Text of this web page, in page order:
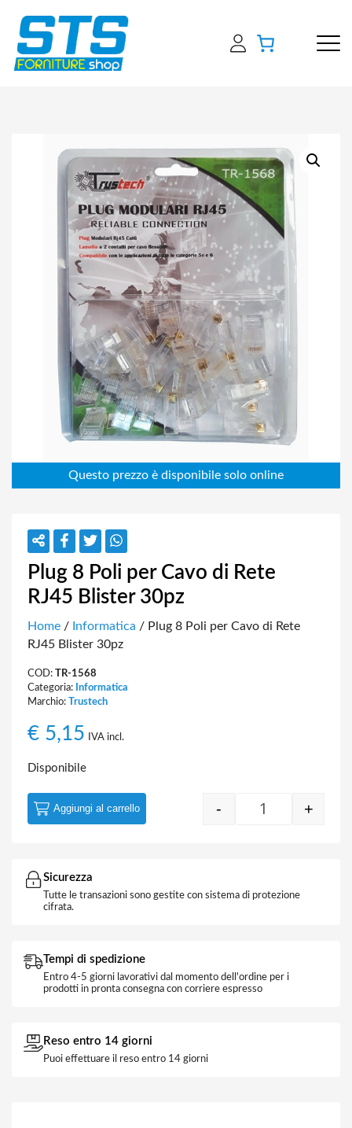
Plug 8 Poli per Cavo di Rete
RJ45 Blister 30pz
Home / Informatica / Plug 8 Poli per Cavo di Rete
RJ45 Blister 30pz
COD: TR-1568
Categoria: Informatica
Marchio: Trustech
€ 5,15 IVA incl.
Disponibile
Plug 8 Poli per
- +
Aggiungi al carrello
Sicurezza
Tutte le transazioni sono gestite con sistema di protezione
cifrata.
Tempi di spedizione
Entro 4-5 giorni lavorativi dal momento dell'ordine per i
prodotti in pronta consegna con corriere espresso
Reso entro 14 giorni
Puoi effettuare il reso entro 14 giorni